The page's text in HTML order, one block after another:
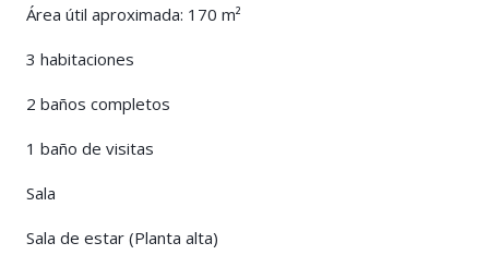
Área útil aproximada: 170 m²
3 habitaciones
2 baños completos
1 baño de visitas
Sala
Sala de estar (Planta alta)